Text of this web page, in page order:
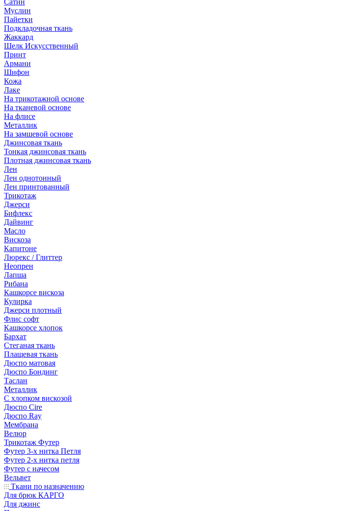
Сатин
Муслин
Пайетки
Подкладочная ткань
Жаккард
Шелк Искусственный
Принт
Армани
Шифон
Кожа
Лаке
На трикотажной основе
На тканевой основе
На флисе
Металлик
На замшевой основе
Джинсовая ткань
Тонкая джинсовая ткань
Плотная джинсовая ткань
Лен
Лен однотонный
Лен принтованный
Трикотаж
Джерси
Бифлекс
Дайвинг
Масло
Вискоза
Капитоне
Люрекс / Глиттер
Неопрен
Лапша
Рибана
Кашкорсе вискоза
Кулирка
Джерси плотный
Флис софт
Кашкорсе хлопок
Бархат
Стеганая ткань
Плащевая ткань
Дюспо матовая
Дюспо Бондинг
Таслан
Металлик
С хлопком вискозой
Дюспо Cire
Дюспо Ray
Мембрана
Велюр
Трикотаж Футер
Футер 3-х нитка Петля
Футер 2-х нитка петля
Футер с начесом
Вельвет
Ткани по назначению
Для брюк КАРГО
Для джинс